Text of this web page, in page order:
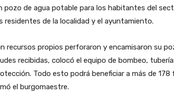
pozo de agua potable para los habitantes del
de la localidad y el ayuntamiento.
recursos propios perforaron y encamisaron su
recibidas, colocó el equipo de bombeo,
Todo esto podrá beneficiar a más de 178
el burgomaestre.